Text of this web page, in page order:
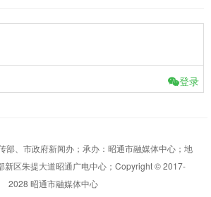
登录
部、市政府新闻办；承办：昭通市融媒体中心；地
新区朱提大道昭通广电中心；Copyright © 2017-
2028 昭通市融媒体中心